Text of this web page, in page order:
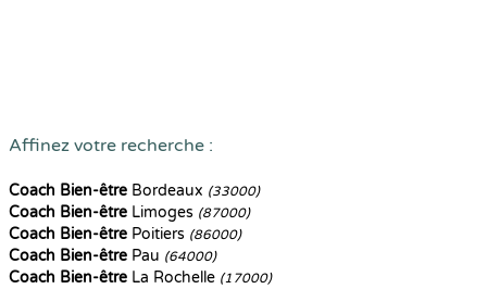
Affinez votre recherche :
Coach Bien-être Bordeaux (33000)
Coach Bien-être Limoges (87000)
Coach Bien-être Poitiers (86000)
Coach Bien-être Pau (64000)
Coach Bien-être La Rochelle (17000)